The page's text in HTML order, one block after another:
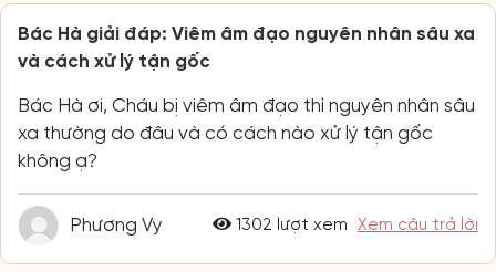
Bác Hà giải đáp: Viêm âm đạo nguyên nhân sâu xa
và cách xử lý tận gốc
Bác Hà ơi, Cháu bị viêm âm đạo thì nguyên nhân sâu
xa thường do đâu và có cách nào xử lý tận gốc
không ạ?
Phương Vy 1302 lượt xem Xem câu trả lời